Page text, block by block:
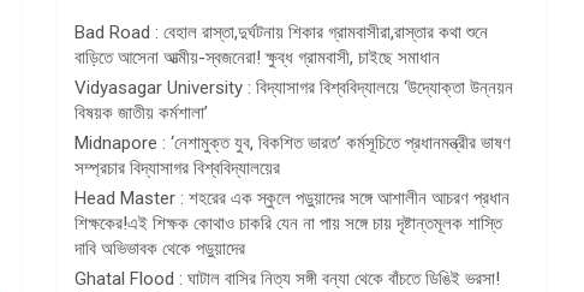
Bad Road : বেহাল রাস্তা,দুর্ঘটনায় শিকার গ্রামবাসীরা,রাস্তার কথা শুনে
বাড়িতে আসেনা আত্মীয়-স্বজনেরা! ক্ষুব্ধ গ্রামবাসী, চাইছে সমাধান
Vidyasagar University : বিদ্যাসাগর বিশ্ববিদ্যালয়ে ‘উদ্যোক্তা উন্নয়ন
বিষয়ক জাতীয় কর্মশালা’
Midnapore : ‘নেশামুক্ত যুব, বিকশিত ভারত’ কর্মসূচিতে প্রধানমন্ত্রীর ভাষণ
সম্প্রচার বিদ্যাসাগর বিশ্ববিদ্যালয়ের
Head Master : শহরের এক স্কুলে পড়ুয়াদের সঙ্গে আশালীন আচরণ প্রধান
শিক্ষকের!এই শিক্ষক কোথাও চাকরি যেন না পায় সঙ্গে চায় দৃষ্টান্তমূলক শাস্তি
দাবি অভিভাবক থেকে পড়ুয়াদের
Ghatal Flood : ঘাটাল বাসির নিত্য সঙ্গী বন্যা থেকে বাঁচতে ডিঙিই ভরসা!